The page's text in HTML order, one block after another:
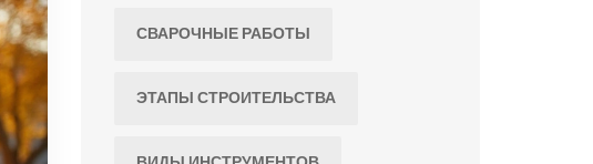
СВАРОЧНЫЕ РАБОТЫ
ЭТАПЫ СТРОИТЕЛЬСТВА